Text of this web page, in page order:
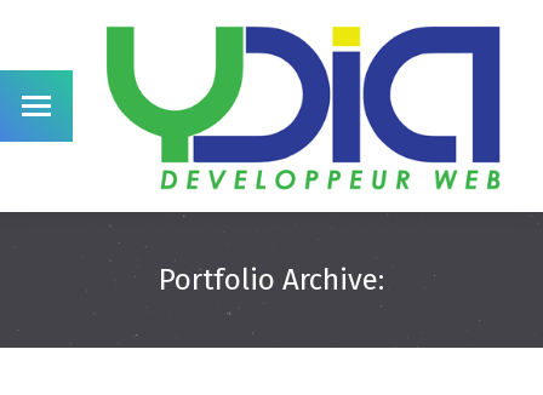
Portfolio Archive: